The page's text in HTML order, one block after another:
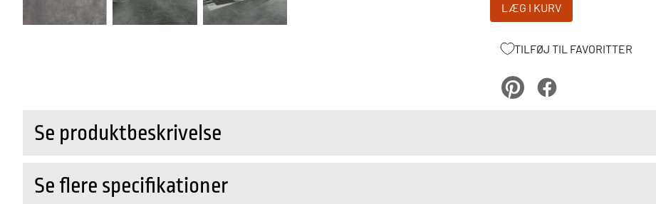
LÆG I KURV
TILFØJ TIL FAVORITTER
pinterestFacebook
Se produktbeskrivelse
Se flere specifikationer